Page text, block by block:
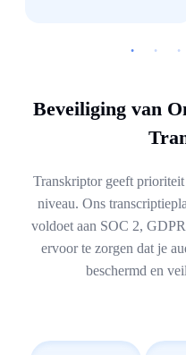
Beveiliging van
Transkriptor geeft
niveau. Ons
voldoet aan SOC 2,
ervoor te zorgen dat je
beschermd en